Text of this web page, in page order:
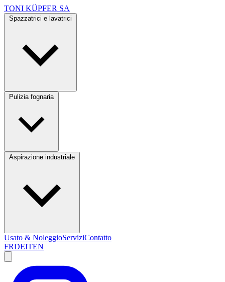
TONI KÜPFER SA
Pulizia fognaria
Usato & NoleggioServiziContatto
FRDEITEN